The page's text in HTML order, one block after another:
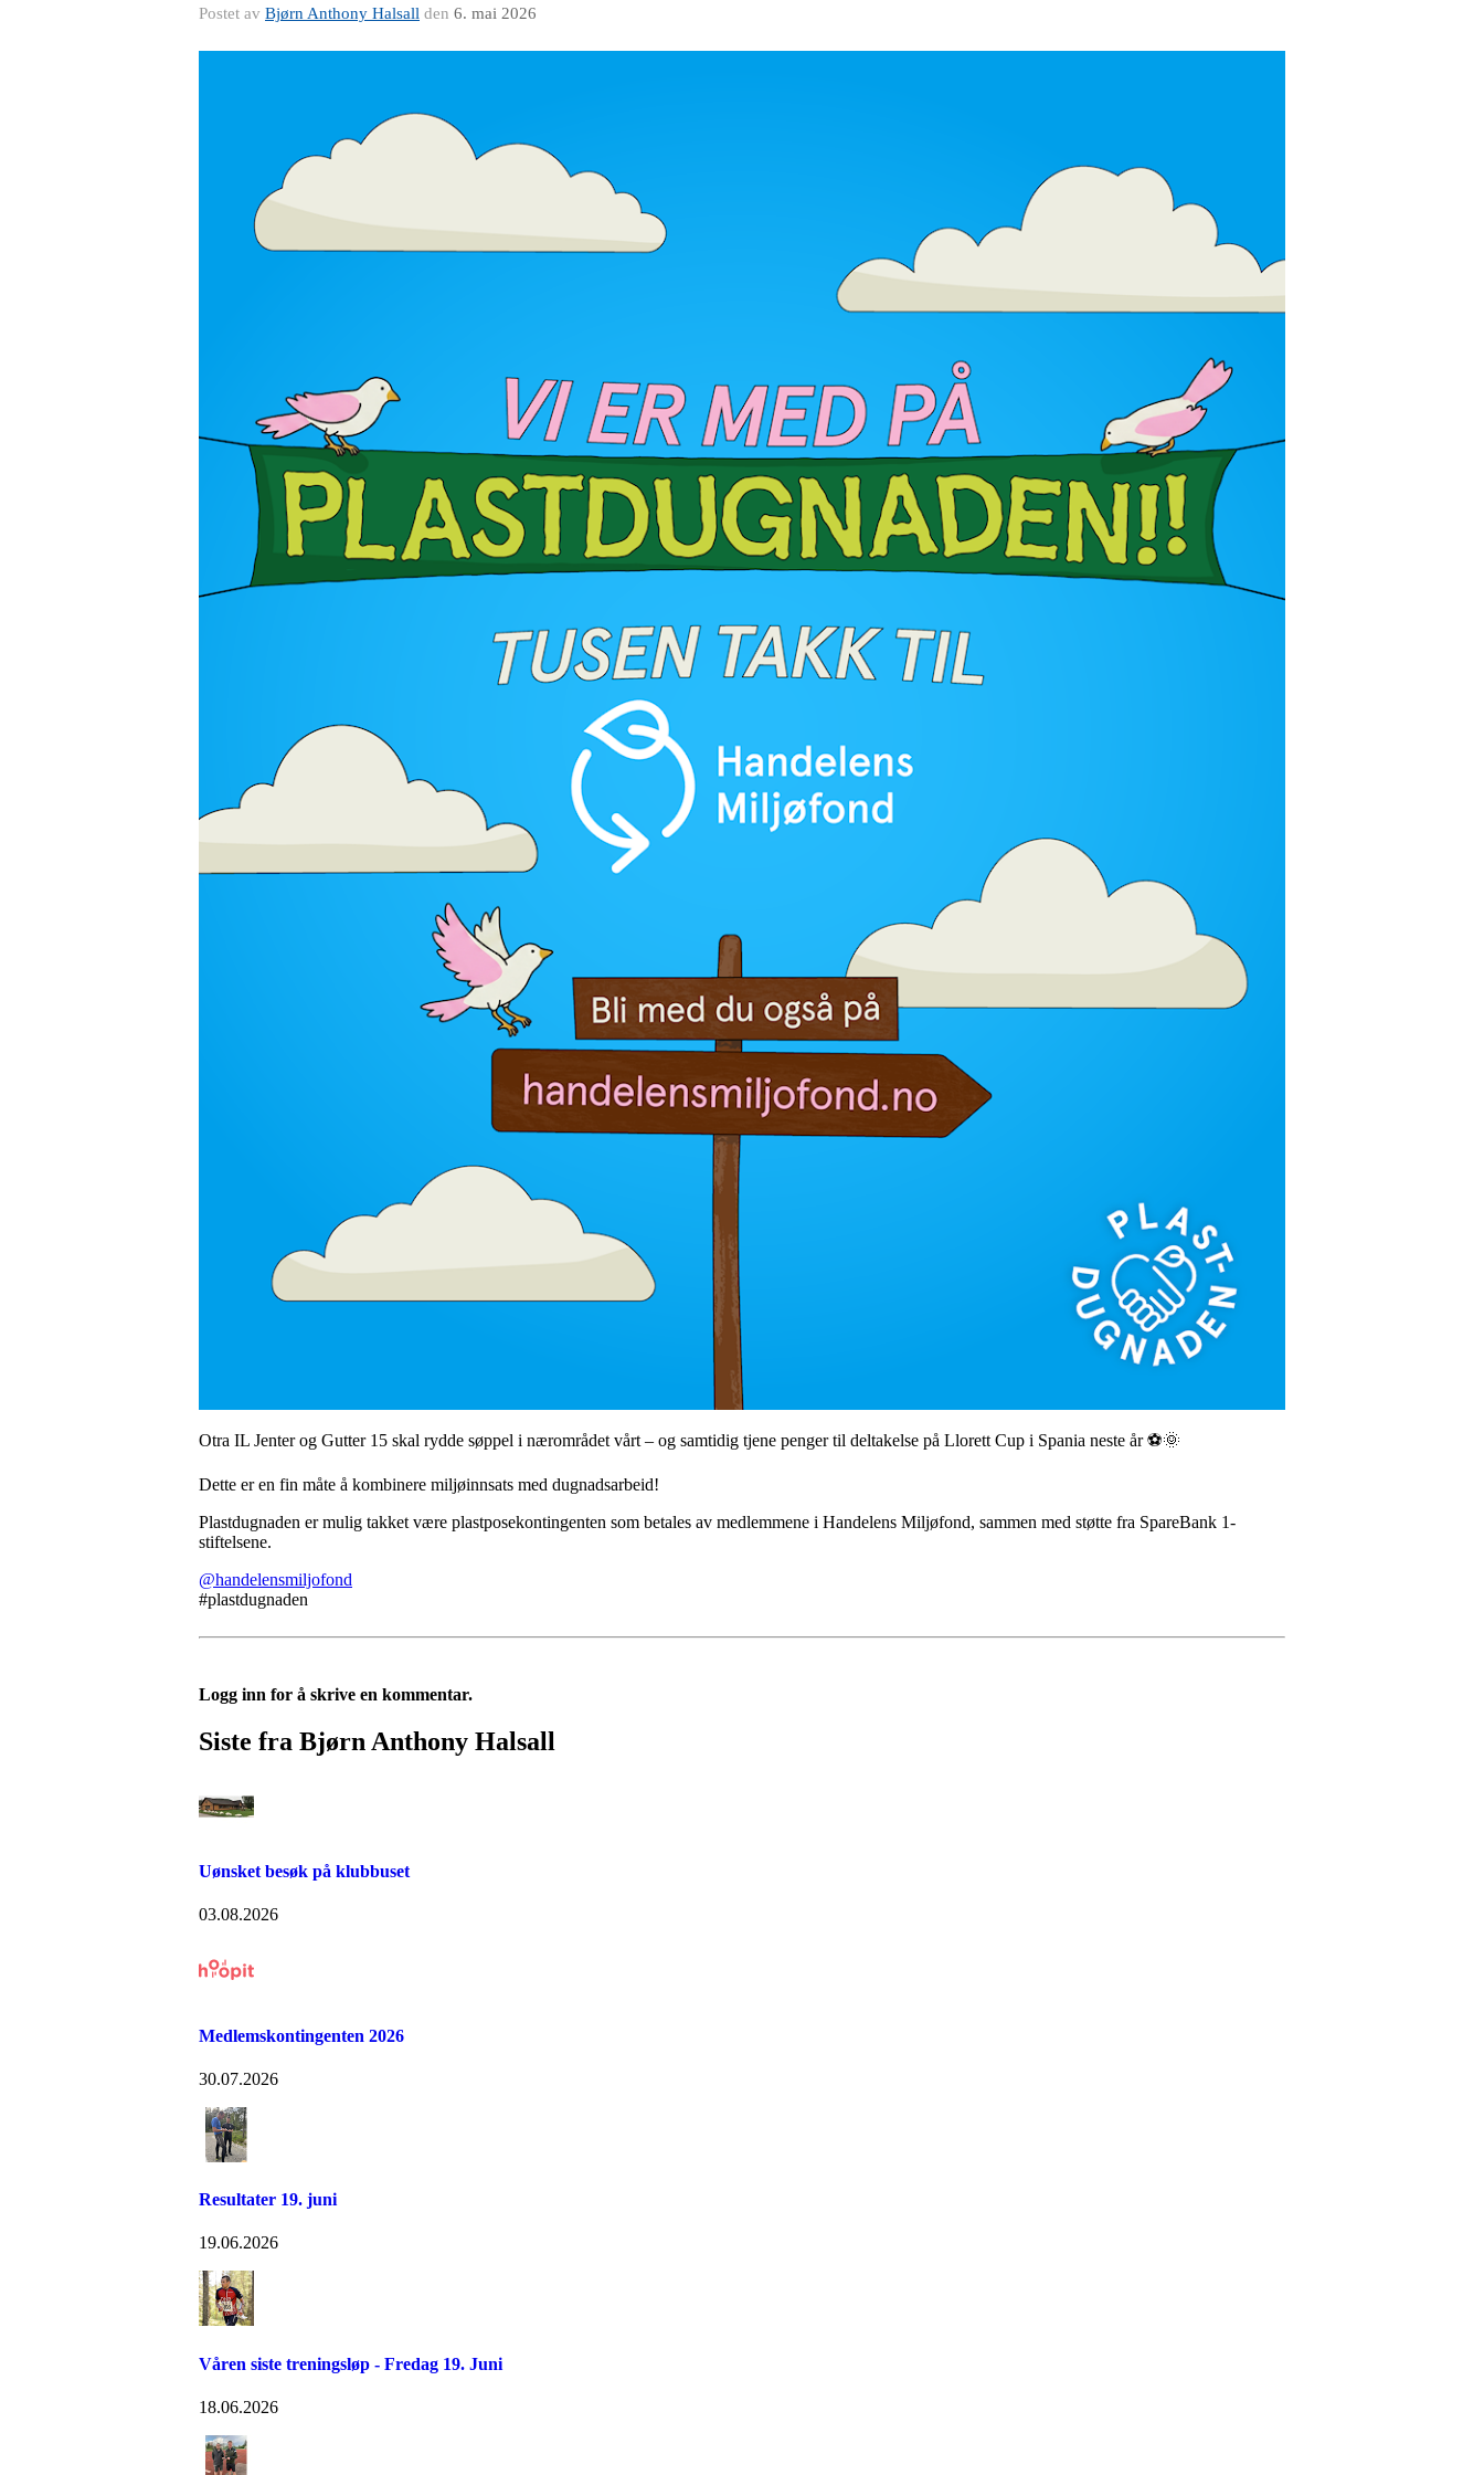
Postet av Bjørn Anthony Halsall den 6. mai 2026
Otra IL Jenter og Gutter 15 skal rydde søppel i nærområdet vårt – og samtidig tjene penger til deltakelse på Llorett Cup i Spania neste år ⚽🌞
Dette er en fin måte å kombinere miljøinnsats med dugnadsarbeid!
Plastdugnaden er mulig takket være plastposekontingenten som betales av medlemmene i Handelens Miljøfond, sammen med støtte fra SpareBank 1-
stiftelsene.
@handelensmiljofond
#plastdugnaden
Logg inn for å skrive en kommentar.
Siste fra Bjørn Anthony Halsall
Uønsket besøk på klubbuset
03.08.2026
Medlemskontingenten 2026
30.07.2026
Resultater 19. juni
19.06.2026
Våren siste treningsløp - Fredag 19. Juni
18.06.2026